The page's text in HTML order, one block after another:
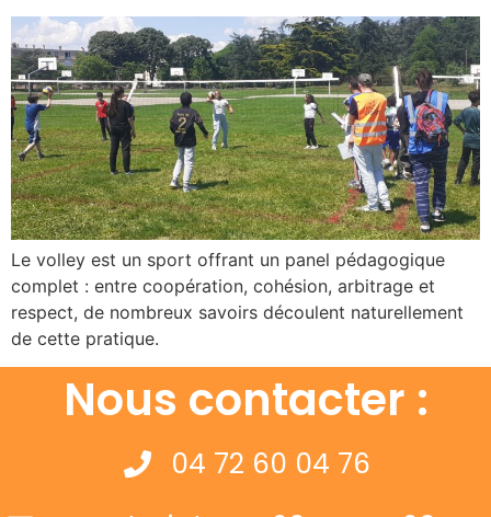
Le volley est un sport offrant un panel pédagogique
complet : entre coopération, cohésion, arbitrage et
respect, de nombreux savoirs découlent naturellement
de cette pratique.
Nous contacter :
04 72 60 04 76